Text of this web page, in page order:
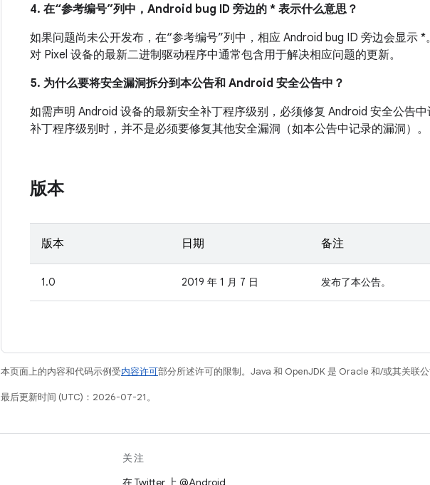
4. 在“参考编号”列中，Android bug ID 旁边的 * 表示什么意思？
如果问题尚未公开发布，在“参考编号”列中，相应 Android bug ID 旁边会显示 *
对 Pixel 设备的最新二进制驱动程序中通常包含用于解决相应问题的更新。
5. 为什么要将安全漏洞拆分到本公告和 Android 安全公告中？
如需声明 Android 设备的最新安全补丁程序级别，必须修复 Android 安全公告
补丁程序级别时，并不是必须要修复其他安全漏洞（如本公告中记录的漏洞）。
版本
版本 日期 备注
1.0 2019 年 1 月 7 日 发布了本公告。
本页面上的内容和代码示例受内容许可部分所述许可的限制。Java 和 OpenJDK 是 Oracle 和/或其关联
最后更新时间 (UTC)：2026-07-21。
关注
在 Twitter 上 @Android